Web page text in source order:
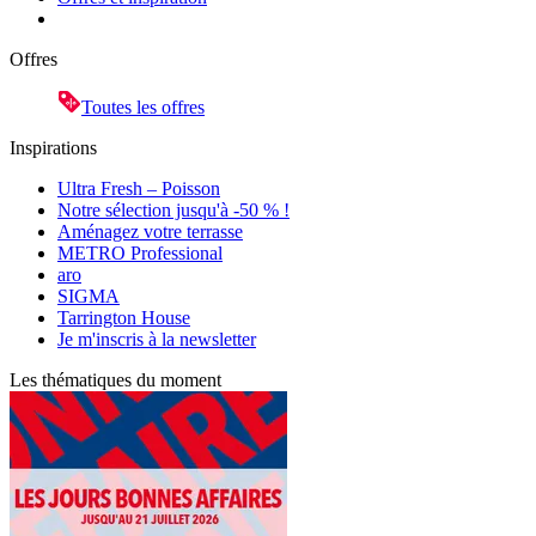
Offres
Toutes les offres
Inspirations
Ultra Fresh – Poisson
Notre sélection jusqu'à -50 % !
Aménagez votre terrasse
METRO Professional
aro
SIGMA
Tarrington House
Je m'inscris à la newsletter
Les thématiques du moment